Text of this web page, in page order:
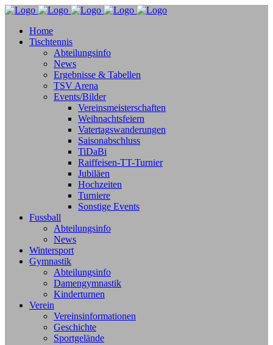
Home
Tischtennis
Abteilungsinfo
News
Ergebnisse & Tabellen
TSV Arena
Events/Bilder
Vereinsmeisterschaften
Weihnachtsfeiern
Vatertagswanderungen
Saisonabschluss
TiDaBi
Raiffeisen-TT-Turnier
Jubiläen
Hochzeiten
Turniere
Sonstige Events
Fussball
Abteilungsinfo
News
Wintersport
Gymnastik
Abteilungsinfo
Damengymnastik
Kinderturnen
Verein
Vereinsinformationen
Geschichte
Sportgelände